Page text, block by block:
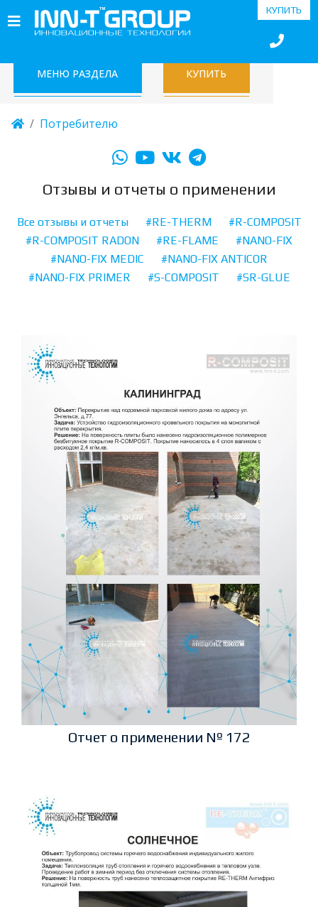
КУПИТЬ
МЕНЮ РАЗДЕЛА КУПИТЬ
Потребителю
Отзывы и отчеты о применении
Все отзывы и отчеты #RE-THERM
#R-COMPOSIT
#R-COMPOSIT RADON
#RE-FLAME
#NANO-FIX
#NANO-FIX MEDIC
#NANO-FIX ANTICOR
#NANO-FIX PRIMER
#S-COMPOSIT #SR-GLUE
Отчет о применении № 172